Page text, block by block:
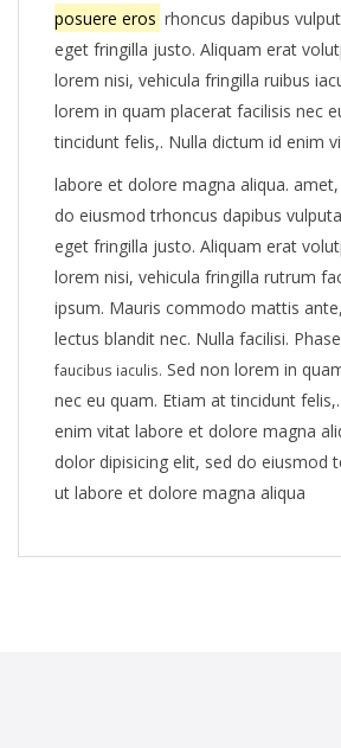
posuere eros rhoncus dapibus
eget fringilla justo. Aliquam erat
lorem nisi, vehicula fringilla ruibus
lorem in quam placerat facilisis nec
tincidunt felis,. Nulla dictum id enim
labore et dolore magna aliqua.
do eiusmod trhoncus dapibus
eget fringilla justo. Aliquam erat
lorem nisi, vehicula fringilla rutrum
ipsum. Mauris commodo mattis
lectus blandit nec. Nulla facilisi.
faucibus iaculis. Sed non lorem in
nec eu quam. Etiam at tincidunt
enim vitat labore et dolore magna
dolor dipisicing elit, sed do eiusmod
ut labore et dolore magna aliqua